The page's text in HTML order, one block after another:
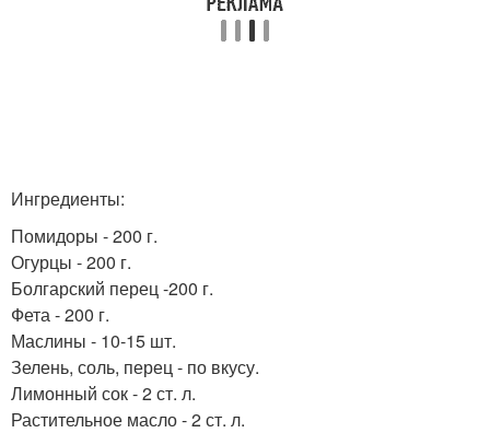
Ингредиенты:
Помидоры - 200 г.
Огурцы - 200 г.
Болгарский перец -200 г.
Фета - 200 г.
Маслины - 10-15 шт.
Зелень, соль, перец - по вкусу.
Лимонный сок - 2 ст. л.
Растительное масло - 2 ст. л.